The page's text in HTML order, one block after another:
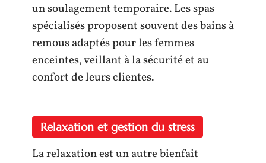
un soulagement temporaire. Les spas
spécialisés proposent souvent des bains à
remous adaptés pour les femmes
enceintes, veillant à la sécurité et au
confort de leurs clientes.
Relaxation et gestion du stress
La relaxation est un autre bienfait